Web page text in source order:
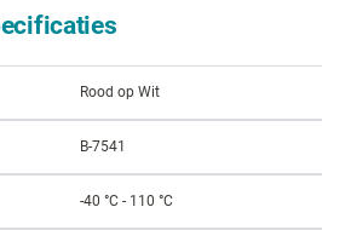
Rood op Wit
B-7541
-40 °C - 110 °C